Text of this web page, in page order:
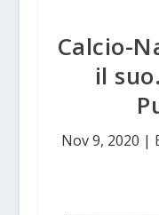
Calcio-
il
Nov 9, 2020 |